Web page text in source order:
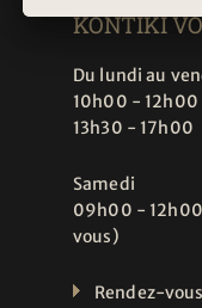
KONTIKI
Du lundi au
10h00 - 12h00
13h30 - 17h00
Samedi
09h00 -
vous)
Rendez-vous